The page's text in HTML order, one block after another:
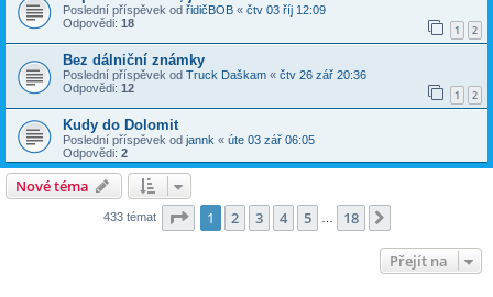
Poslední příspěvek od řidičBOB « čtv 03 říj 12:09
Odpovědi: 18 1 2
Bez dálniční známky
Poslední příspěvek od Truck Daškam « čtv 26 zář 20:36
Odpovědi: 12 1 2
Kudy do Dolomit
Poslední příspěvek od jannk « úte 03 zář 06:05
Odpovědi: 2
Nové téma
433 témat Stránka z 18
1 2 3 4 5 18
Přejít na